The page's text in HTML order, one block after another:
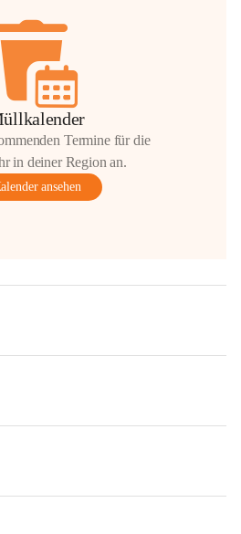
Termine für die
in deiner Region an.
ansehen